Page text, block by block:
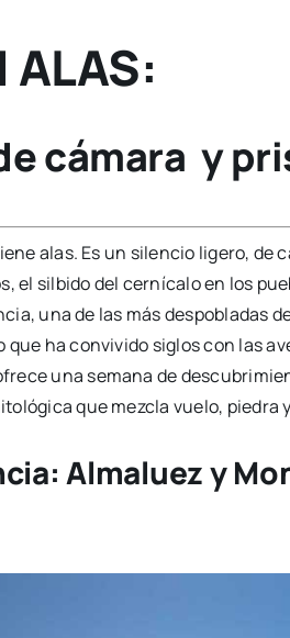
ALAS:
cámara y
alas. Es un silencio ligero, de
el silbido del cernícalo en los
una de las más despobladas
ha convivido siglos con las
una semana de
que mezcla vuelo, piedra
Almaluezy